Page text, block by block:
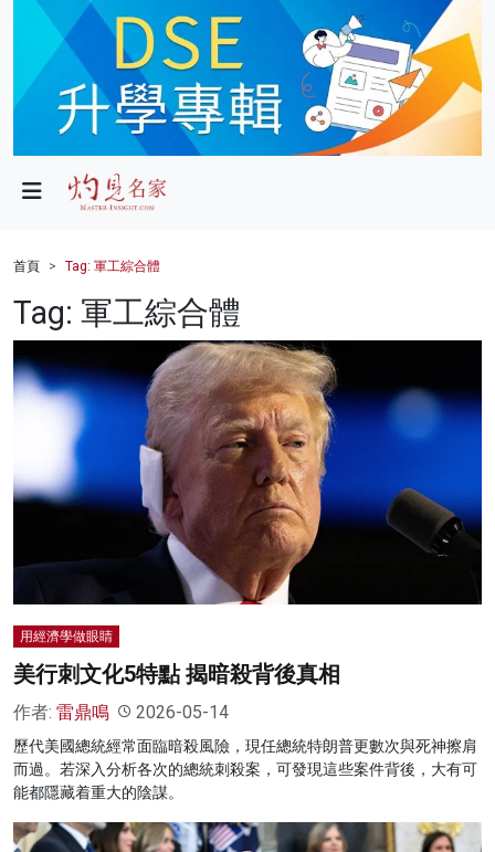
政局
財經
健康
商業
科技
影片
灼見活動
首頁 Tag: 軍工綜合體
Tag: 軍工綜合體
用經濟學做眼睛
美行刺文化5特點 揭暗殺背後真相
作者: 雷鼎鳴 2026-05-14
歷代美國總統經常面臨暗殺風險，現任總統特朗普更數次與死神擦肩
而過。若深入分析各次的總統刺殺案，可發現這些案件背後，大有可
能都隱藏着重大的陰謀。